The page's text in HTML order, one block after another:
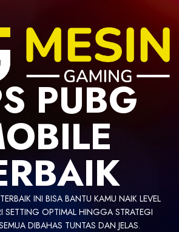
PUBG
INI BISA BANTU KAMU NAIK LEVEL
SETTING OPTIMAL HINGGA STRATEGI
DIBAHAS TUNTAS DAN JELAS.